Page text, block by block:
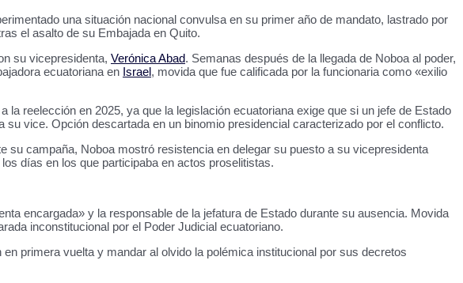
una situación nacional convulsa en su primer año de mandato, lastrado por
el asalto de su Embajada en Quito.
su vicepresidenta, Verónica Abad. Semanas después de la llegada de Noboa al poder,
ecuatoriana en Israel, movida que fue calificada por la funcionaria como «exilio
reelección en 2025, ya que la legislación ecuatoriana exige que si un jefe de Estado
vice. Opción descartada en un binomio presidencial caracterizado por el conflicto.
su campaña, Noboa mostró resistencia en delegar su puesto a su vicepresidenta
días en los que participaba en actos proselitistas.
encargada» y la responsable de la jefatura de Estado durante su ausencia. Movida
inconstitucional por el Poder Judicial ecuatoriano.
primera vuelta y mandar al olvido la polémica institucional por sus decretos